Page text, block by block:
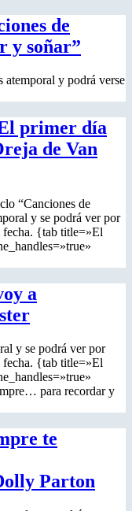
de
y soñar”
atemporal y podrá verse
primer día
de Van
“Canciones de
y se podrá ver por
fecha. {tab title=»El
a
y se podrá ver por
fecha. {tab title=»El
para recordar y
te
Parton